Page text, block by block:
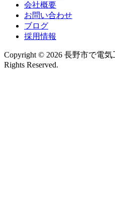
会社概要
お問い合わせ
ブログ
採用情報
Copyright © 2026 長野市で電
Rights Reserved.